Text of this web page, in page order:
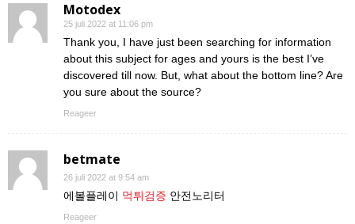
Motodex
25 juli 2022 at 11:06 pm
Thank you, I have just been searching for information
about this subject for ages and yours is the best I’ve
discovered till now. But, what about the bottom line? Are
you sure about the source?
Reageer
betmate
26 juli 2022 at 9:54 am
에볼플레이 먹튀검증 안전노리터
Reageer